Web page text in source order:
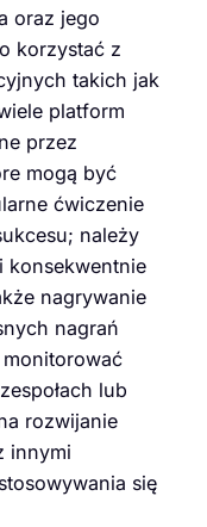
oraz jego
korzystać z
takich jak
platform
przez
mogą być
ćwiczenie
należy
konsekwentnie
nagrywanie
nagrań
lub
rozwijanie
innymi
się